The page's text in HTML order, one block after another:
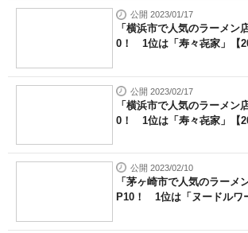
公開 2023/01/17
「横浜市で人気のラーメン
0！ 1位は「寿々㐂家」【
公開 2023/02/17
「横浜市で人気のラーメン
0！ 1位は「寿々㐂家」【
公開 2023/02/10
「茅ヶ崎市で人気のラーメ
P10！ 1位は「ヌードルワ